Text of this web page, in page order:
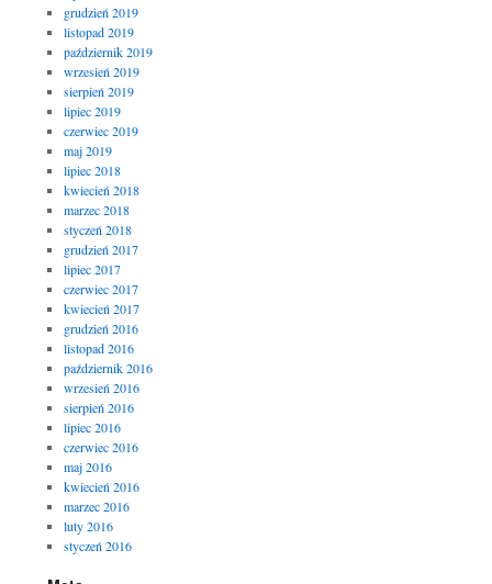
grudzień 2019
listopad 2019
październik 2019
wrzesień 2019
sierpień 2019
lipiec 2019
czerwiec 2019
maj 2019
lipiec 2018
kwiecień 2018
marzec 2018
styczeń 2018
grudzień 2017
lipiec 2017
czerwiec 2017
kwiecień 2017
grudzień 2016
listopad 2016
październik 2016
wrzesień 2016
sierpień 2016
lipiec 2016
czerwiec 2016
maj 2016
kwiecień 2016
marzec 2016
luty 2016
styczeń 2016